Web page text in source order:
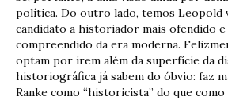
política. Do outro lado, temos Leopold
candidato a historiador mais ofendido e
compreendido da era moderna.
optam por irem além da superfície da
historiográfica já sabem do óbvio: faz
Ranke como “historicista” do que como